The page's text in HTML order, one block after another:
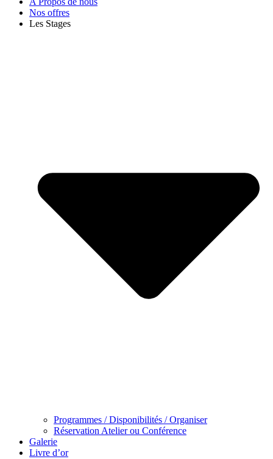
Nos offres
Les Stages
Programmes / Disponibilités / Organiser
Réservation Atelier ou Conférence
Galerie
Livre d’or